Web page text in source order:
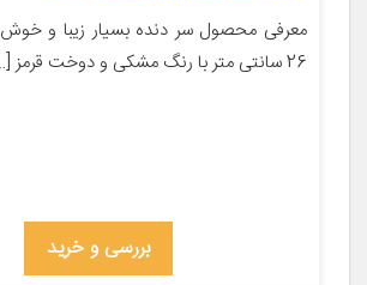
معرفی محصول سر دنده بسیار زیبا و
26 سانتی متر با رنگ مشکی و دوخت قرمز […]
بررسی و خرید